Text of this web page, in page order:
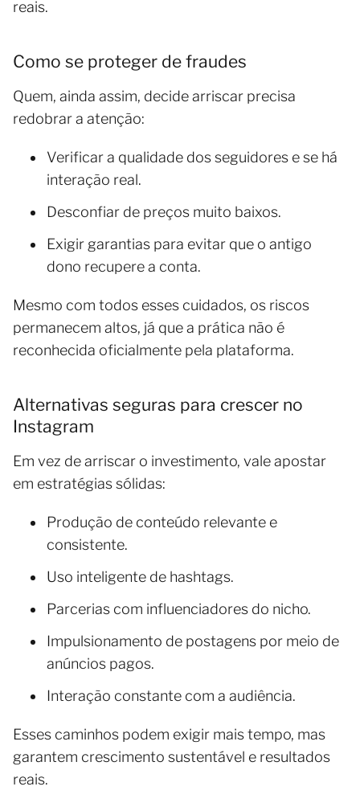
reais.
Como se proteger de fraudes
Quem, ainda assim, decide arriscar precisa
redobrar a atenção:
Verificar a qualidade dos seguidores e se há
interação real.
Desconfiar de preços muito baixos.
Exigir garantias para evitar que o antigo
dono recupere a conta.
Mesmo com todos esses cuidados, os riscos
permanecem altos, já que a prática não é
reconhecida oficialmente pela plataforma.
Alternativas seguras para crescer no
Instagram
Em vez de arriscar o investimento, vale apostar
em estratégias sólidas:
Produção de conteúdo relevante e
consistente.
Uso inteligente de hashtags.
Parcerias com influenciadores do nicho.
Impulsionamento de postagens por meio de
anúncios pagos.
Interação constante com a audiência.
Esses caminhos podem exigir mais tempo, mas
garantem crescimento sustentável e resultados
reais.